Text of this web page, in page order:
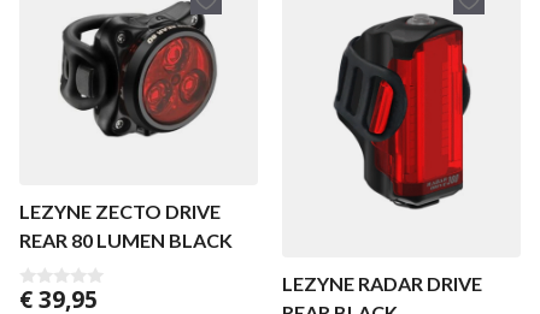
LEZYNE ZECTO DRIVE
REAR 80 LUMEN BLACK
0
€39,95
LEZYNE RADAR DRIVE